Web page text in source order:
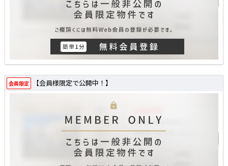
会員限定 【会員様限定で公開中！】